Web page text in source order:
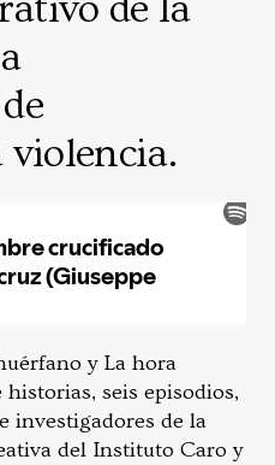
de la
violencia.
y La hora
seis episodios,
investigadores de la
del Instituto Caro y